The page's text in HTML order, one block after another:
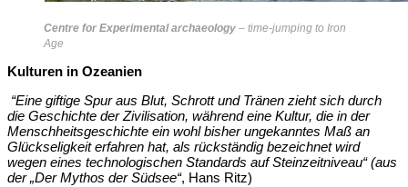
Centre for Experimental archaeology – time-jumping to Iron
Age
Kulturen in Ozeanien
“Eine giftige Spur aus Blut, Schrott und Tränen zieht sich durch
die Geschichte der Zivilisation, während eine Kultur, die in der
Menschheitsgeschichte ein wohl bisher ungekanntes Maß an
Glückseligkeit erfahren hat, als rückständig bezeichnet wird
wegen eines technologischen Standards auf Steinzeitniveau“(aus
der „Der Mythos der Südsee“, Hans Ritz)